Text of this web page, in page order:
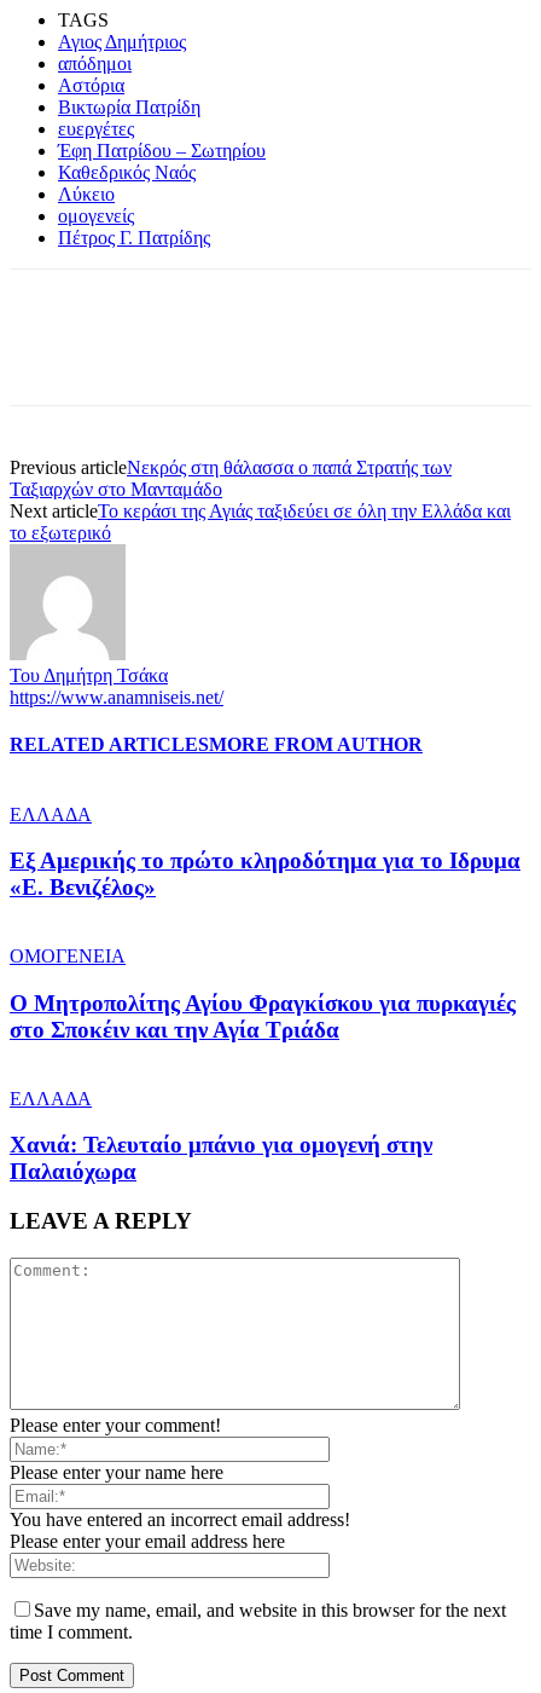
TAGS
Αγιος Δημήτριος
απόδημοι
Αστόρια
Βικτωρία Πατρίδη
ευεργέτες
Έφη Πατρίδου – Σωτηρίου
Καθεδρικός Ναός
Λύκειο
ομογενείς
Πέτρος Γ. Πατρίδης
Previous articleΝεκρός στη θάλασσα ο παπά Στρατής των
Ταξιαρχών στο Μανταμάδο
Next articleΤο κεράσι της Αγιάς ταξιδεύει σε όλη την Ελλάδα και
το εξωτερικό
Του Δημήτρη Τσάκα
https://www.anamniseis.net/
RELATED ARTICLESMORE FROM AUTHOR
ΕΛΛΑΔΑ
Εξ Αμερικής το πρώτο κληροδότημα για το Ιδρυμα
«Ε. Βενιζέλος»
ΟΜΟΓΕΝΕΙΑ
Ο Μητροπολίτης Αγίου Φραγκίσκου για πυρκαγιές
στο Σποκέιν και την Αγία Τριάδα
ΕΛΛΑΔΑ
Χανιά: Τελευταίο μπάνιο για ομογενή στην
Παλαιόχωρα
LEAVE A REPLY
Please enter your comment!
Please enter your name here
You have entered an incorrect email address!
Please enter your email address here
Save my name, email, and website in this browser for the next
time I comment.